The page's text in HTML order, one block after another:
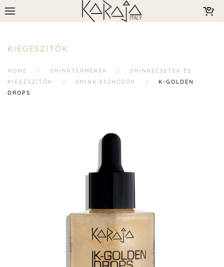
KIEGÉSZÍTŐK
HOME SMINKTERMÉKEK
SMINKECSETEK ÉS
KIEGÉSZÍTŐK
SMINK ESZKÖZÖK
K-GOLDEN
DROPS